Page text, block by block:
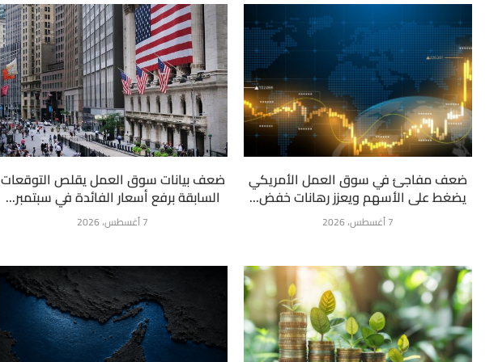
ضعف بيانات سوق العمل يقلص التوقعات
السابقة برفع أسعار الفائدة في سبتمبر...
7 أغسطس، 2026
ضعف مفاجئ في سوق العمل الأمريكي
يضغط على الأسهم ويعزز رهانات خفض...
7 أغسطس، 2026